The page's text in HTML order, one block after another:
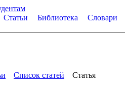
Статьи Библиотека Словари
Список статей Статья